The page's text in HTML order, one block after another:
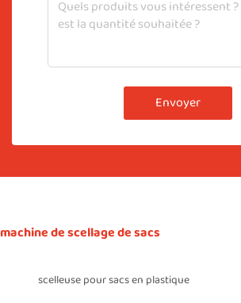
Envoyer
machine de scellage de sacs
scelleuse pour sacs en plastique